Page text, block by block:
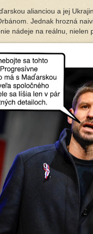
alianciou a jej
Jednak hrozná
nádeje na reálnu, nielen